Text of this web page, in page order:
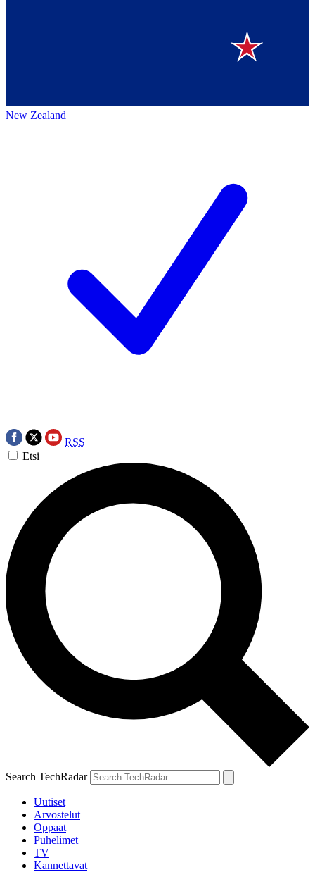
New Zealand
RSS
Etsi
Search TechRadar
Uutiset
Arvostelut
Oppaat
Puhelimet
TV
Kannettavat